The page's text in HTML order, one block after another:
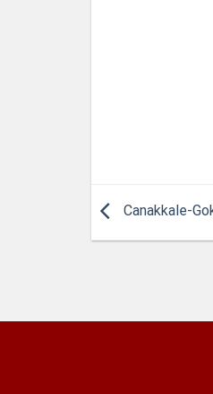
Canakkale-